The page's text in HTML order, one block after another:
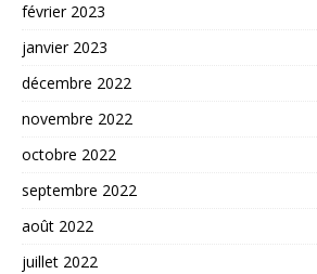
février 2023
janvier 2023
décembre 2022
novembre 2022
octobre 2022
septembre 2022
août 2022
juillet 2022